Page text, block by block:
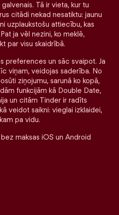
Tā ir vieta, kur tu
citādi nekad nesatiktu: jaunu
uzplaukstošu attiecību, kas
ja vēl nezini, ko meklē,
par visu skaidrībā.
preferences un sāc svaipot. Ja
viņam, veidojas saderība. No
ziņojumu, sarunā ko kopā,
funkcijām kā Double Date,
un citām Tinder ir radīts
veidot saikni: vieglai izklaidei,
pa vidu.
maksas iOS un Android